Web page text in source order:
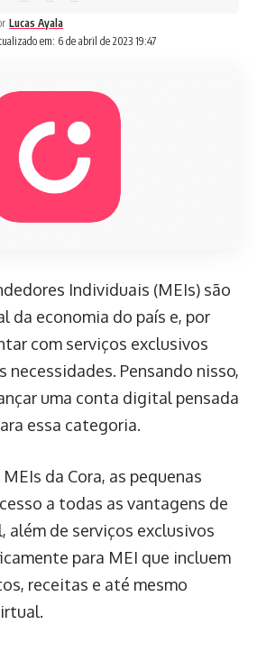
em: 6 de abril de 2023 19:47
Lucas Ayala
Individuais (MEIs) são
da economia do país e, por
com serviços exclusivos
necessidades. Pensando nisso,
uma conta digital pensada
essa categoria.
da Cora, as pequenas
a todas as vantagens de
além de serviços exclusivos
para MEI que incluem
receitas e até mesmo